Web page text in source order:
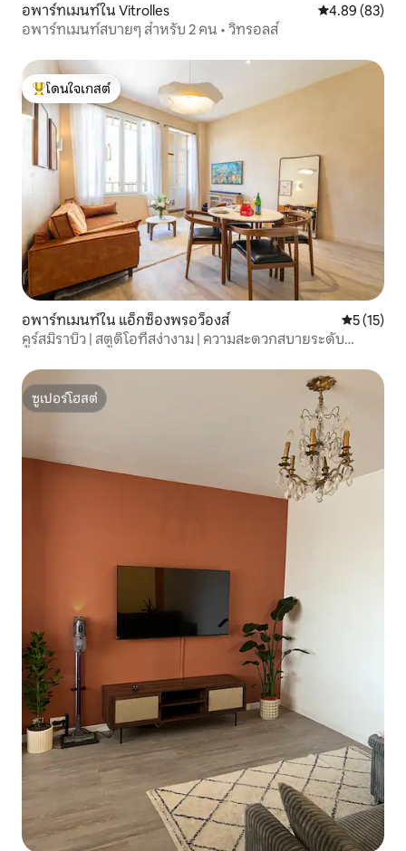
อพาร์ทเมนท์ใน Vitrolles คะแนนเฉลี่ย
4.89 (83)
อพาร์ทเมนท์สบายๆ สำหรับ 2 คน • วิทรอลส์
โดนใจเกสต์ที่สุด
โดนใจเกสต์
อพาร์ทเมนท์ใน แอ็กซ็องพรอว็องส์ คะแนนเฉลี่
5 (15)
คูร์สมิราบิว | สตูดิโอที่สง่างาม | ความสะดวกสบายระดับ
ซูเปอร์โฮสต์
ซูเปอร์โฮสต์